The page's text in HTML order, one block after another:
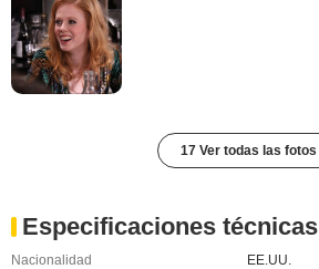
17 Ver todas las fotos
Especificaciones técnicas
Nacionalidad
EE.UU.